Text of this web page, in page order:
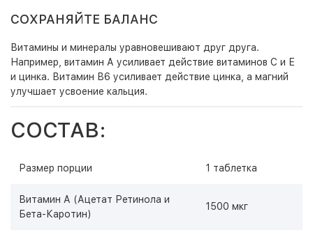
СОХРАНЯЙТЕ БАЛАНС
Витамины и минералы уравновешивают друг друга.
Например, витамин А усиливает действие витаминов С и Е
и цинка. Витамин В6 усиливает действие цинка, а магний
улучшает усвоение кальция.
СОСТАВ:
Размер порции 1 таблетка
Витамин А (Ацетат Ретинола и
Бета-Каротин)
1500 мкг